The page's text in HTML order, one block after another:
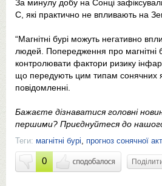
За минулу добу на Сонці
С, які практично не впливають на
“Магнітні бурі можуть негативно
людей. Попередження про магнітні
контролювати фактори ризику
що передують цим типам сонячних
повідомленні.
Бажаєте дізнаватися головні
першими? Приєднуйтеся до
Теги: магнітні бурі прогноз сонячної
0